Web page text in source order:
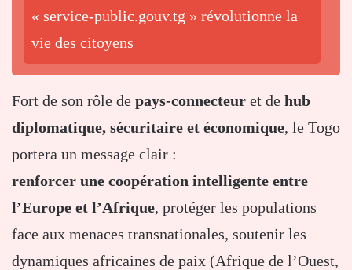
« service-public.gouv.tg » révolutionne la
vie des citoyens
Fort de son rôle de pays-connecteur et de hub
diplomatique, sécuritaire et économique, le Togo
portera un message clair :
renforcer une coopération intelligente entre
l’Europe et l’Afrique, protéger les populations
face aux menaces transnationales, soutenir les
dynamiques africaines de paix (Afrique de l’Ouest,